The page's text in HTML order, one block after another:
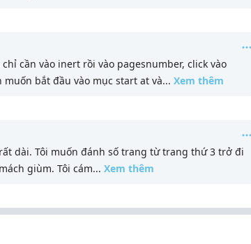
cần vào inert rồi vào pagesnumber, click vào
bắt đầu vào mục start at và... Xem thêm
dài. Tôi muốn đánh số trang từ trang thứ 3 trở đi
giùm. Tôi cám... Xem thêm